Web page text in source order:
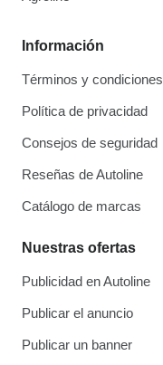
Información
Términos y condiciones
Política de privacidad
Consejos de seguridad
Reseñas de Autoline
Catálogo de marcas
Nuestras ofertas
Publicidad en Autoline
Publicar el anuncio
Publicar un banner